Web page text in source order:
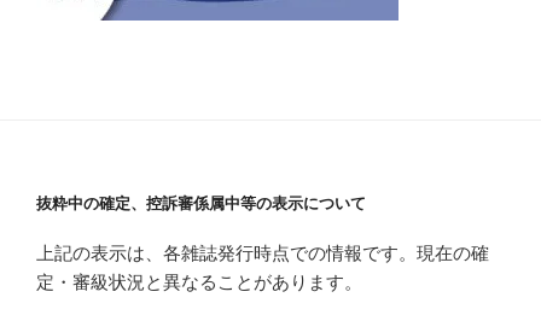
抜粋中の確定、控訴審係属中等の表示について
上記の表示は、各雑誌発行時点での情報です。現在の確
定・審級状況と異なることがあります。